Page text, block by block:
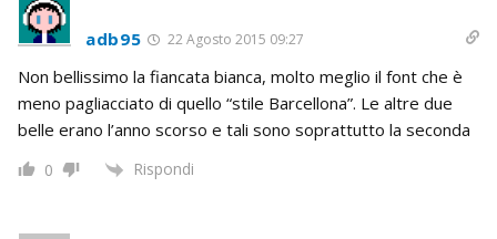
adb95 22 Agosto 2015 09:27
Non bellissimo la fiancata bianca, molto meglio il font che è
meno pagliacciato di quello “stile Barcellona”. Le altre due
belle erano l’anno scorso e tali sono soprattutto la seconda
0 Rispondi